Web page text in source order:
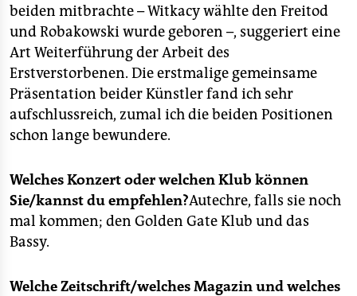
abo
genossenschaft
epaper login
beiden mitbrachte – Witkacy wählte den Freitod
und Robakowski wurde geboren –, suggeriert eine
Art Weiterführung der Arbeit des
Erstverstorbenen. Die erstmalige gemeinsame
Präsentation beider Künstler fand ich sehr
aufschlussreich, zumal ich die beiden Positionen
schon lange bewundere.
Welches Konzert oder welchen Klub können
Sie/kannst du empfehlen?Autechre, falls sie noch
mal kommen; den Golden Gate Klub und das
Bassy.
Welche Zeitschrift/welches Magazin und welches